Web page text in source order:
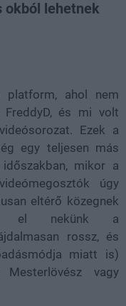
okból lehetnek
ahol nem
és mi volt
Ezek a
egy teljesen más
mikor a
úgy
eltérő közegnek
el nekünk a
rossz, és
miatt is)
vagy